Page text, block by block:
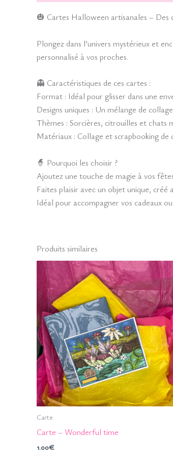
🎃 Cartes Halloween artisanales –
Plongez dans l’univers mystérieux et
personnalisé à vos proches.
👻 Caractéristiques de ces cartes :
Format : Idéal pour glisser dans une
Designs uniques : Un mélange de
Thèmes : Sorcières, citrouilles et chats
Matériaux : Collage et scrapbooking
🧙 Pourquoi les choisir ?
Ajoutez une touche de magie à vos
Faites plaisir avec un objet unique, créé
Idéal pour accompagner vos cadeaux
Produits similaires
Carte
Carte – Wonderful time
1.00€